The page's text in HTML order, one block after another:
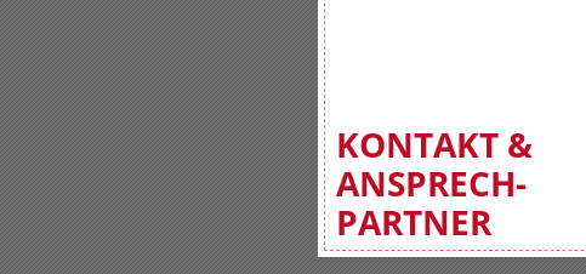
KONTAKT &
ANSPRECH-
PARTNER